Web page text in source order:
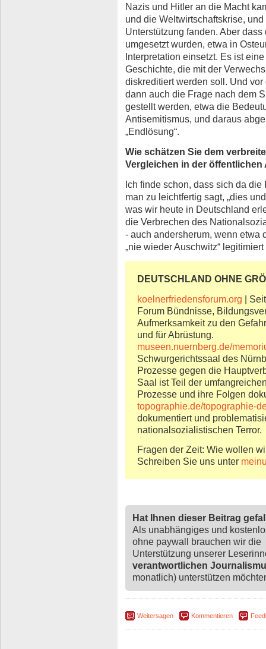
Nazis und Hitler an die Macht
und die Weltwirtschaftskrise,
Unterstützung fanden. Aber
umgesetzt wurden, etwa in
Interpretation einsetzt. Es ist
Geschichte, die mit der
diskreditiert werden soll. Und
dann auch die Frage nach dem
gestellt werden, etwa die
Antisemitismus, und daraus
„Endlösung“.
Wie schätzen Sie dem
Vergleichen in der
Ich finde schon, dass sich da
man zu leichtfertig sagt, „dies
was wir heute in Deutschland
die Verbrechen des
- auch andersherum, wenn etwa
„nie wieder Auschwitz“
DEUTSCHLAND OHNE
koelnerfriedensforum.org |
Forum Bündnisse,
Aufmerksamkeit zu den
und für Abrüstung.
museen.nuernberg.de/
Schwurgerichtssaal des
Prozesse gegen die
Saal ist Teil der
Prozesse und ihre Folgen
topographie.de/topographie-
dokumentiert und
nationalsozialistischen Terror.
Fragen der Zeit: Wie wollen
Schreiben Sie uns unter
Hat Ihnen dieser Beitrag
Als unabhängiges und
ohne paywall brauchen wir die
Unterstützung unserer
verantwortlichen
monatlich) unterstützen
Weitersagen Kommentieren